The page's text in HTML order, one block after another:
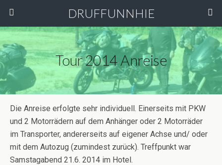
DRUFFUNNHIE
Tour 2014 Anreise
Die Anreise erfolgte sehr individuell. Einerseits mit PKW
und 2 Motorrädern auf dem Anhänger oder 2 Motorräder
im Transporter, andererseits auf eigener Achse und/ oder
mit dem Autozug (zumindest zurück). Treffpunkt war
Samstagabend 21.6. 2014 im Hotel.